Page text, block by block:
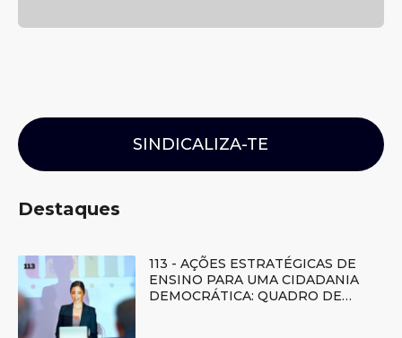
SINDICALIZA-TE
Destaques
113 - AÇÕES ESTRATÉGICAS DE
ENSINO PARA UMA CIDADANIA
DEMOCRÁTICA: QUADRO DE